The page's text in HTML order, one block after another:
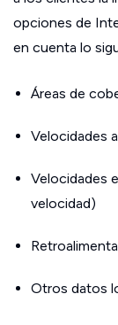
opciones de
en cuenta lo
Áreas de
Velocidades
Velocidades
velocidad)
Otros datos